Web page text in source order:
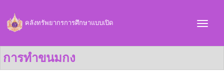
คลังทรัพยากรการศึกษาแบบเปิด
การทำขนมกง